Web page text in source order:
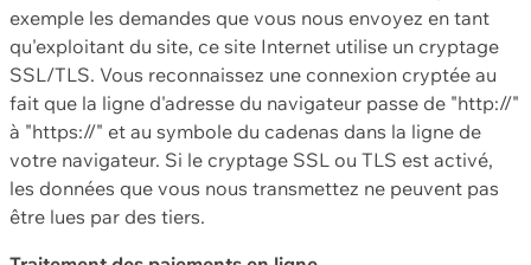
exemple les demandes que vous nous envoyez en tant
qu'exploitant du site, ce site Internet utilise un cryptage
SSL/TLS. Vous reconnaissez une connexion cryptée au
fait que la ligne d'adresse du navigateur passe de "http://"
à "https://" et au symbole du cadenas dans la ligne de
votre navigateur. Si le cryptage SSL ou TLS est activé,
les données que vous nous transmettez ne peuvent pas
être lues par des tiers.